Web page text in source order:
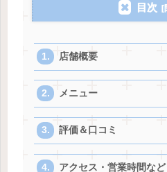
目次
店舗概要
メニュー
評価＆口コミ
アクセス・営業時間など